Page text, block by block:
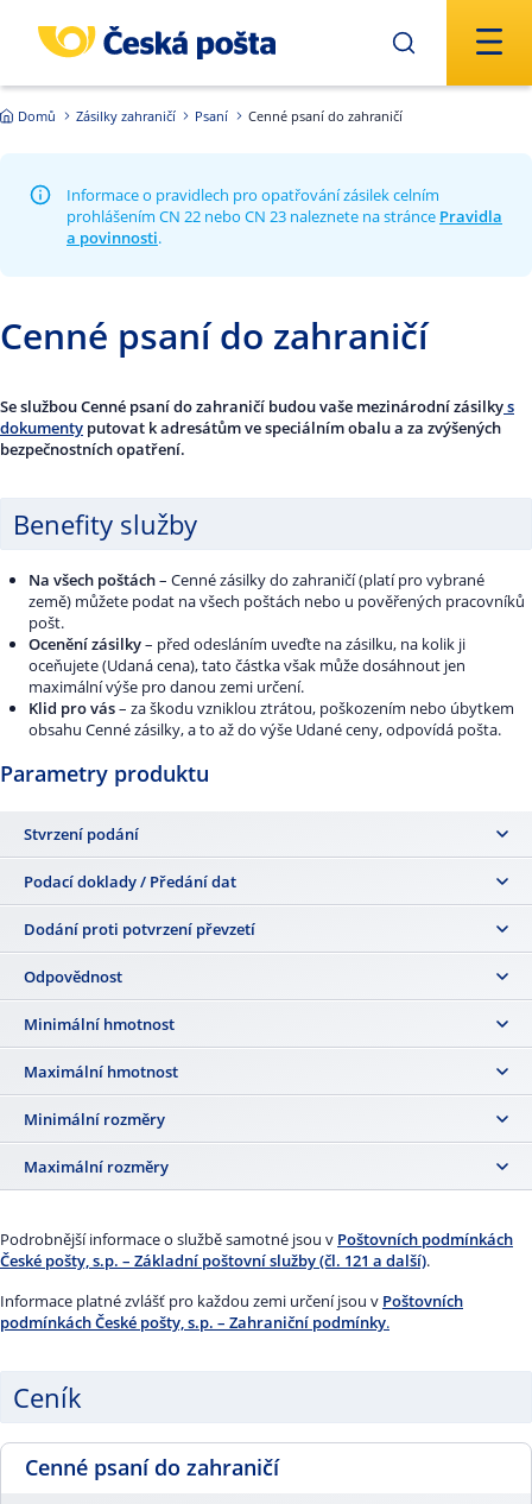
Domů Zásilky zahraničí Psaní Cenné psaní do zahraničí
Informace o pravidlech pro opatřování zásilek celním
prohlášením CN 22 nebo CN 23 naleznete na stránce Pravidla
a povinnosti.
Cenné psaní do zahraničí
Se službou Cenné psaní do zahraničí budou vaše mezinárodní zásilkys
dokumenty putovat k adresátům ve speciálním obalu a za zvýšených
bezpečnostních opatření.
Benefity služby
Na všech poštách– Cenné zásilky do zahraničí (platí pro vybrané
země) můžete podat na všech poštách nebo u pověřených pracovníků
pošt.
Ocenění zásilky– před odesláním uveďte na zásilku, na kolik ji
oceňujete (Udaná cena), tato částka však může dosáhnout jen
maximální výše pro danou zemi určení.
Klid pro vás– za škodu vzniklou ztrátou, poškozením nebo úbytkem
obsahu Cenné zásilky, a to až do výše Udané ceny, odpovídá pošta.
Parametry produktu
Stvrzení podání
Ano
Podací doklady / Předání dat
Poslat zásilku ,Podací lístek, všechny druhy papírových poštovních
podacích archů, Elektronický podací archa pro smluvní
zákazníkyPodání Online nebo API rozhraní
Dodání proti potvrzení převzetí
Ano
Odpovědnost
Za škodu vzniklou ztrátou, poškozením nebo úbytkem obsahu zásilky
pošta odpovídá, a to až do výše Udané ceny. Maximální výše Udané
ceny, platná zvlášť pro každou zemi určení, je uvedena v zahraničních
Minimální hmotnost
2,5 g
Maximální hmotnost
2 kg (při podání se hmotnost zjišťuje s přesností na 1 g)
Minimální rozměry
V souladu s velikostí zvláštních bezpečnostních plastových obalů
prodávaných Českou poštou.
Formát C4 – 22,9 × 32,4 cm (lze vložit obsah o vel. formátu A4)
Maximální rozměry
prodávaných Českou poštou.
Formát C5 – 16,2 × 22,9 cm (lze vložit obsah o vel. formátu A5)
Formát C4 – 22,9 × 32,4 cm (lze vložit obsah o vel. formátu A4)
Podrobnější informace o službě samotné jsou v Poštovních podmínkách
České pošty, s.p. – Základní poštovní služby (čl. 121 a další).
Informace platné zvlášť pro každou zemi určení jsou v Poštovních
podmínkách České pošty, s.p. – Zahraniční podmínky.
Ceník
Cenné psaní do zahraničí